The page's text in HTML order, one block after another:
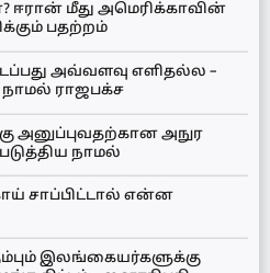
ஈரான் மீது அமெரிக்காவின்
பதற்றம்
அவ்வளவு எளிதல்ல –
நாமல் ராஜபக்ச
அனுப்புவதற்கான அநுர
நாமல்
சாப்பிட்டால் என்ன
இலங்கையர்களுக்கு